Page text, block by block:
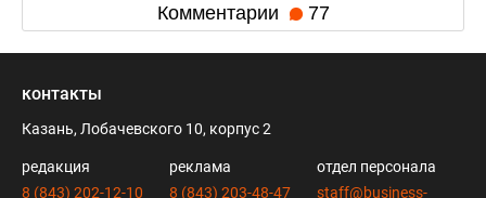
Комментарии 77
контакты
Казань, Лобачевского 10, корпус 2
редакция
8 (843) 202-12-10
реклама
8 (843) 203-48-47
отдел персонала
staff@business-